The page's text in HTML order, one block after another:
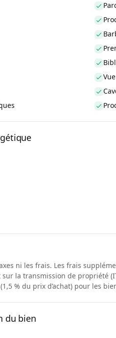
ni les frais. Les frais
la transmission de propriété
% du prix d’achat) pour les
du bien